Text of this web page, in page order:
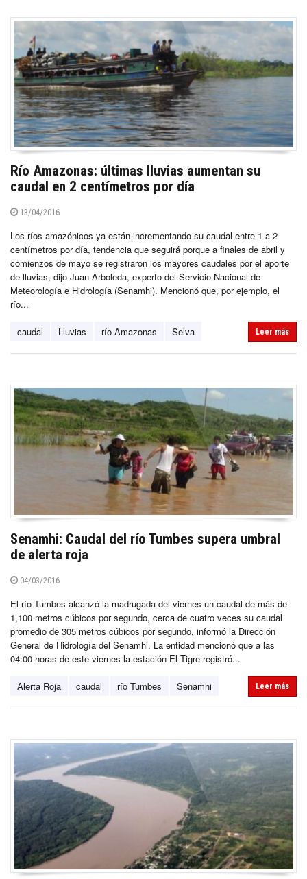
Río Amazonas: últimas lluvias aumentan su
caudal en 2 centímetros por día
13/04/2016
Los ríos amazónicos ya están incrementando su caudal entre 1 a 2
centímetros por día, tendencia que seguirá porque a finales de abril y
comienzos de mayo se registraron los mayores caudales por el aporte
de lluvias, dijo Juan Arboleda, experto del Servicio Nacional de
Meteorología e Hidrología (Senamhi). Mencionó que, por ejemplo, el
río...
caudal Lluvias río Amazonas Selva Leer más
Senamhi: Caudal del río Tumbes supera umbral
de alerta roja
04/03/2016
El río Tumbes alcanzó la madrugada del viernes un caudal de más de
1,100 metros cúbicos por segundo, cerca de cuatro veces su caudal
promedio de 305 metros cúbicos por segundo, informó la Dirección
General de Hidrología del Senamhi. La entidad mencionó que a las
04:00 horas de este viernes la estación El Tigre registró...
Alerta Roja caudal río Tumbes Senamhi Leer más